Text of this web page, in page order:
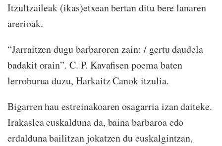
Itzultzaileak (ikas)etxean bertan ditu bere lanaren
arerioak.
“Jarraitzen dugu barbaroren zain: / gertu daudela
badakit orain”. C. P. Kavafisen poema baten
lerroburua duzu, Harkaitz Canok itzulia.
Bigarren hau estreinakoaren osagarria izan daiteke.
Irakaslea euskalduna da, baina barbaroa edo
erdalduna bailitzan jokatzen du euskalgintzan,